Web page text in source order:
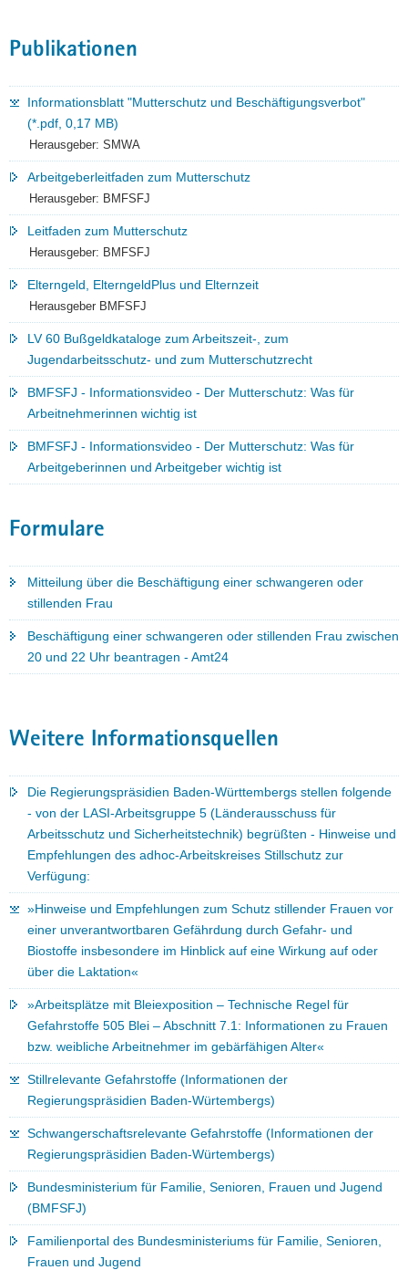
Publikationen
Informationsblatt "Mutterschutz und Beschäftigungsverbot"
(*.pdf, 0,17 MB)
Herausgeber: SMWA
Arbeitgeberleitfaden zum Mutterschutz
Herausgeber: BMFSFJ
Leitfaden zum Mutterschutz
Herausgeber: BMFSFJ
Elterngeld, ElterngeldPlus und Elternzeit
Herausgeber BMFSFJ
LV 60 Bußgeldkataloge zum Arbeitszeit-, zum
Jugendarbeitsschutz- und zum Mutterschutzrecht
BMFSFJ - Informationsvideo - Der Mutterschutz: Was für
Arbeitnehmerinnen wichtig ist
BMFSFJ - Informationsvideo - Der Mutterschutz: Was für
Arbeitgeberinnen und Arbeitgeber wichtig ist
Formulare
Mitteilung über die Beschäftigung einer schwangeren oder
stillenden Frau
Beschäftigung einer schwangeren oder stillenden Frau zwischen
20 und 22 Uhr beantragen - Amt24
Weitere Informationsquellen
Die Regierungspräsidien Baden-Württembergs stellen folgende
- von der LASI-Arbeitsgruppe 5 (Länderausschuss für
Arbeitsschutz und Sicherheitstechnik) begrüßten - Hinweise und
Empfehlungen des adhoc-Arbeitskreises Stillschutz zur
Verfügung:
»Hinweise und Empfehlungen zum Schutz stillender Frauen vor
einer unverantwortbaren Gefährdung durch Gefahr- und
Biostoffe insbesondere im Hinblick auf eine Wirkung auf oder
über die Laktation«
»Arbeitsplätze mit Bleiexposition – Technische Regel für
Gefahrstoffe 505 Blei – Abschnitt 7.1: Informationen zu Frauen
bzw. weibliche Arbeitnehmer im gebärfähigen Alter«
Stillrelevante Gefahrstoffe (Informationen der
Regierungspräsidien Baden-Würtembergs)
Schwangerschaftsrelevante Gefahrstoffe (Informationen der
Regierungspräsidien Baden-Würtembergs)
Bundesministerium für Familie, Senioren, Frauen und Jugend
(BMFSFJ)
Familienportal des Bundesministeriums für Familie, Senioren,
Frauen und Jugend